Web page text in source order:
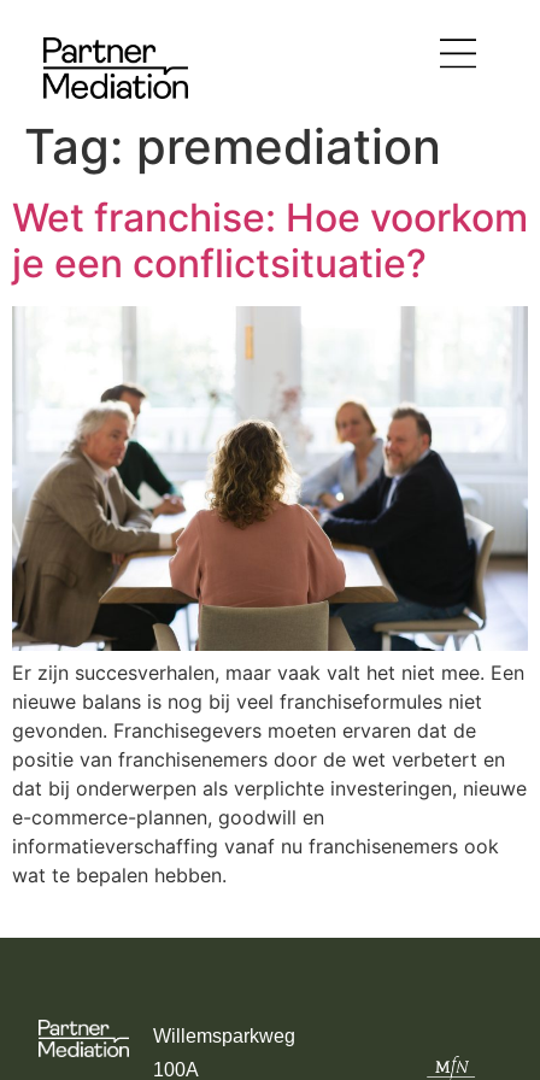
Tag: premediation
Wet franchise: Hoe voorkom
je een conflictsituatie?
Er zijn succesverhalen, maar vaak valt het niet mee. Een
nieuwe balans is nog bij veel franchiseformules niet
gevonden. Franchisegevers moeten ervaren dat de
positie van franchisenemers door de wet verbetert en
dat bij onderwerpen als verplichte investeringen, nieuwe
e-commerce-plannen, goodwill en
informatieverschaffing vanaf nu franchisenemers ook
wat te bepalen hebben.
Willemsparkweg
100A